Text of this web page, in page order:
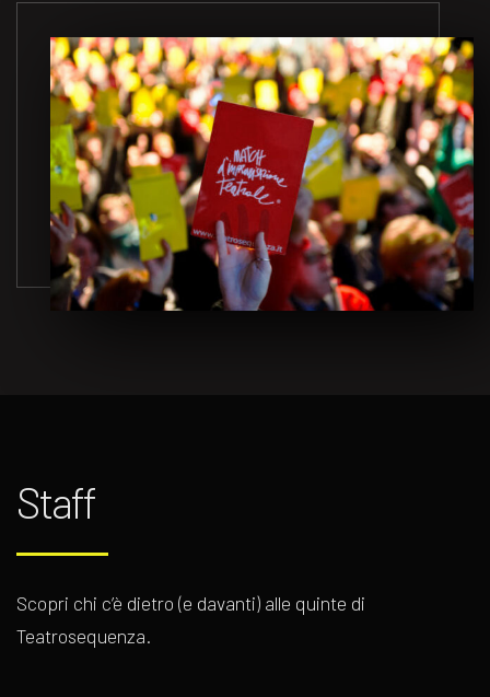
Staff
Scopri chi c’è dietro (e davanti) alle quinte di
Teatrosequenza.